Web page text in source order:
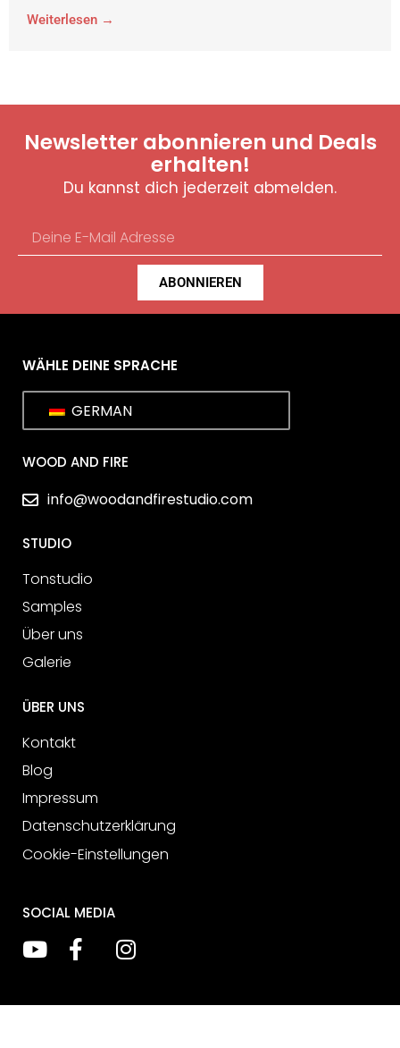
Weiterlesen →
Newsletter abonnieren und Deals
erhalten!
Du kannst dich jederzeit abmelden.
ABONNIEREN
WÄHLE DEINE SPRACHE
GERMAN
WOOD AND FIRE
info@woodandfirestudio.com
STUDIO
Tonstudio
Samples
Über uns
Galerie
ÜBER UNS
Kontakt
Blog
Impressum
Datenschutzerklärung
Cookie-Einstellungen
SOCIAL MEDIA